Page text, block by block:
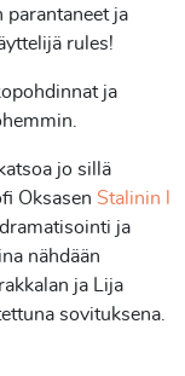
parantaneet ja
rules!
ja
jo sillä
Oksasen Stalinin l
ja
nähdään
ja Lija
sovituksena.